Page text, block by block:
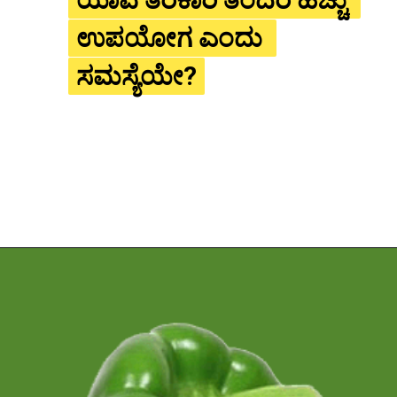
ಉಪಯೋಗ ಎಂದು
ಸಮಸ್ಯೆಯೇ?
ಉಪಯೋಗ ಎಂದು
ಸಮಸ್ಯೆಯೇ?